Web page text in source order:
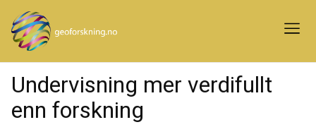
Undervisning mer verdifullt
enn forskning